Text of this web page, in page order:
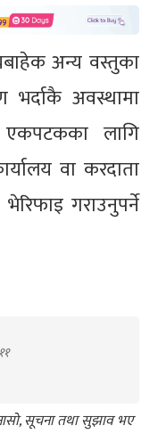
अन्य वस्तुका
अवस्थामा
लागि
वा करदाता
गराउनुपर्ने
सूचना तथा सुझाव भए